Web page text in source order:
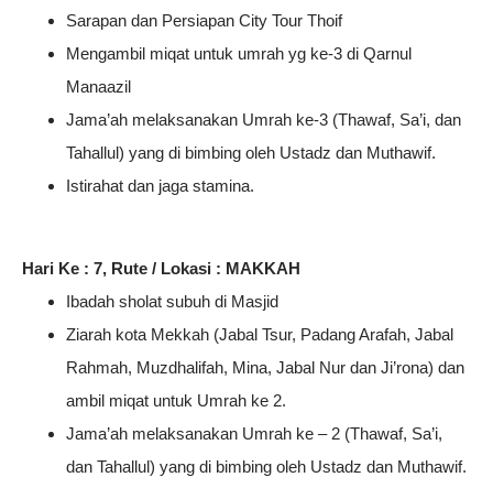
Sarapan dan Persiapan City Tour Thoif
Mengambil miqat untuk umrah yg ke-3 di Qarnul
Manaazil
Jama’ah melaksanakan Umrah ke-3 (Thawaf, Sa’i, dan
Tahallul) yang di bimbing oleh Ustadz dan Muthawif.
Istirahat dan jaga stamina.
Hari Ke : 7, Rute / Lokasi : MAKKAH
Ibadah sholat subuh di Masjid
Ziarah kota Mekkah (Jabal Tsur, Padang Arafah, Jabal
Rahmah, Muzdhalifah, Mina, Jabal Nur dan Ji’rona) dan
ambil miqat untuk Umrah ke 2.
Jama’ah melaksanakan Umrah ke – 2 (Thawaf, Sa’i,
dan Tahallul) yang di bimbing oleh Ustadz dan Muthawif.